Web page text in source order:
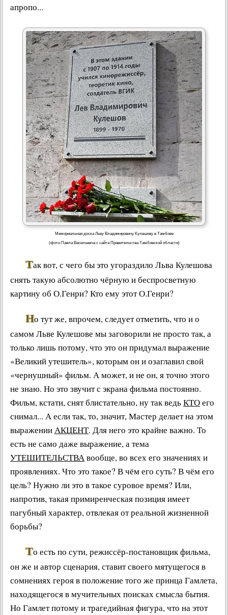
апропо...
Мемориальная доска Льву Владимировичу Кулешову в Тамбове
(фото Павла Васильевча с сайта Правительства Тамбовской области)
Так вот, с чего бы это угораздило Льва Кулешова
снять такую абсолютно чёрную и беспросветную
картину об О.Генри? Кто ему этот О.Генри?
Но тут же, впрочем, следует отметить, что и о
самом Льве Кулешове мы заговорили не просто так, а
только лишь потому, что это он придумалвыражение
«Великий утешитель», которым он и озаглавил свой
«чернушный» фильм. А может, и не он, я точно этого
не знаю. Но это звучит с экрана фильма постоянно.
Фильм, кстати, снят блистательно, ну так ведьКТОего
снимал... А если так, то, значит, Мастер делает на этом
выраженииАКЦЕНТ. Для него это крайне важно. То
есть не само даже выражение, а тема
УТЕШИТЕЛЬСТВАвообще, во всех его значениях и
проявлениях. Что это такое? В чём его суть? В чём его
цель? Нужно ли это в такое суровое время? Или,
напротив, такая примиренческая позиция имеет
пагубный характер, отвлекая от реальной жизненной
борьбы?
То есть по сути,режиссёр-постановщик фильма,
он же и автор сценария, ставит своего мятущегося в
сомнениях героя в положение того же принца Гамлета,
находящегося в мучительных поисках смысла бытия.
Но Гамлет потому и трагедийная фигура, что на этот